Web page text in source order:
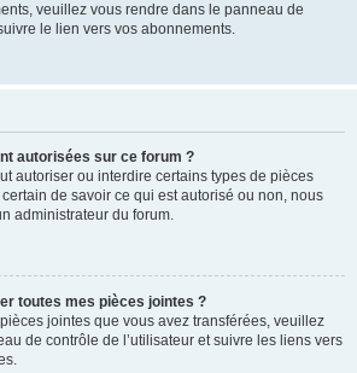
veuillez vous rendre dans le panneau de
le lien vers vos abonnements.
autorisées sur ce forum ?
autoriser ou interdire certains types de pièces
de savoir ce qui est autorisé ou non, nous
administrateur du forum.
toutes mes pièces jointes ?
jointes que vous avez transférées, veuillez
de contrôle de l’utilisateur et suivre les liens vers